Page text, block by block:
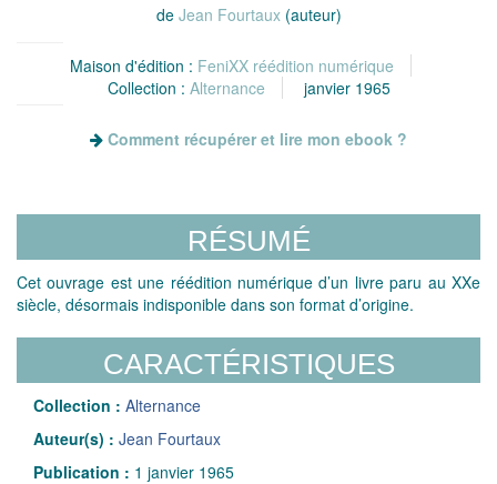
de Jean Fourtaux(auteur)
Maison d'édition : FeniXX réédition numérique
Collection : Alternance janvier 1965
Comment récupérer et lire mon ebook ?
RÉSUMÉ
Cet ouvrage est une réédition numérique d’un livre paru au XXe
siècle, désormais indisponible dans son format d’origine.
CARACTÉRISTIQUES
Collection : Alternance
Auteur(s) : Jean Fourtaux
Publication : 1 janvier 1965